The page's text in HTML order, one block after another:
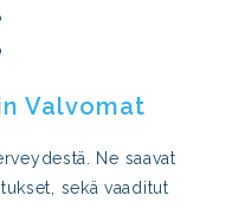
Valvomat
Ne saavat
sekä vaaditut